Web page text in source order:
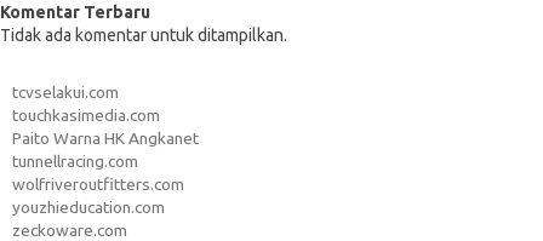
Komentar Terbaru
Tidak ada komentar untuk ditampilkan.
tcvselakui.com
touchkasimedia.com
Paito Warna HK Angkanet
tunnellracing.com
wolfriveroutfitters.com
youzhieducation.com
zeckoware.com